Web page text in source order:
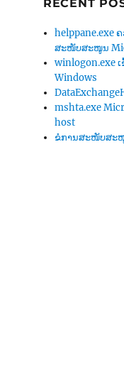
RECENT
helppane.exe
ສະໜັບສະໜູນ
winlogon.exe
Windows
mshta.exe
host
ຂໍ​ການ​ສະໜັບສະໜູ